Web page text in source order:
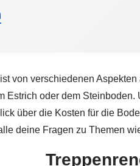
von verschiedenen
oder dem
über die Kosten für die
deine Fragen zu Themen